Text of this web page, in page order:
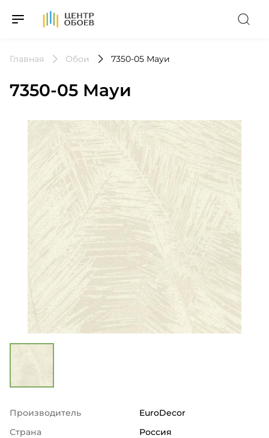
На Главную
Главная Обои 7350-05 Мауи
7350-05 Мауи
Производитель
EuroDecor
Страна
Россия